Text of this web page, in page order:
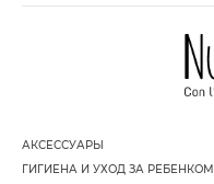
АКСЕССУАРЫ
ГИГИЕНА И УХОД ЗА РЕБЕНКОМ